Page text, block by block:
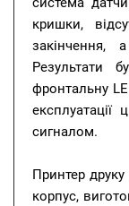
кришки,
закінчення,
Результати
фронтальну
сигналом.
Принтер
корпус,